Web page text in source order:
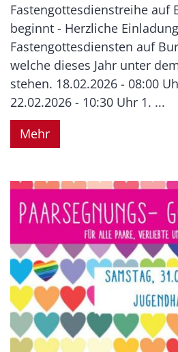
Fastengottesdienstreihe auf
beginnt - Herzliche
Fastengottesdiensten auf
welche dieses Jahr unter
stehen. 18.02.2026 - 08:00
22.02.2026 - 10:30 Uhr 1. ...
Mehr